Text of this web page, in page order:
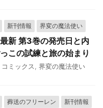
新刊情報 界変の魔法使い
新 第3巻の発売日と内
この試練と旅の始まり
コミックス 界変の魔法使い
葬送のフリーレン 新刊情報